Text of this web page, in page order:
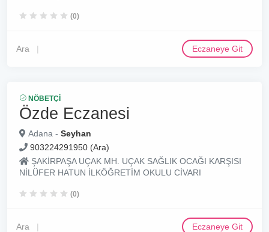
(0)
Ara Eczaneye Git
NÖBETÇI
Özde Eczanesi
Adana - Seyhan
903224291950 (Ara)
ŞAKİRPAŞA UÇAK MH. UÇAK SAĞLIK OCAĞI KARŞISI
NİLÜFER HATUN İLKÖĞRETİM OKULU CİVARI
(0)
Ara Eczaneye Git